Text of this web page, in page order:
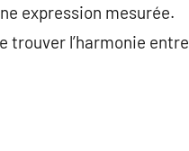
expression mesurée.
trouver l’harmonie entre